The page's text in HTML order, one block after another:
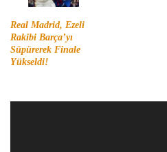
Real Madrid, Ezeli
Rakibi Barça’yı
Süpürerek Finale
Yükseldi!